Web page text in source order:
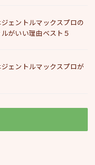
ェントルマックスプロの
がいい理由ベスト５
ェントルマックスプロが